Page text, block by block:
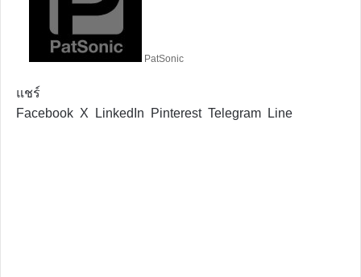
PatSonic
แชร์
Facebook X LinkedIn Pinterest Telegram Line